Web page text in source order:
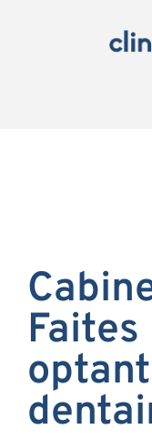
Faites